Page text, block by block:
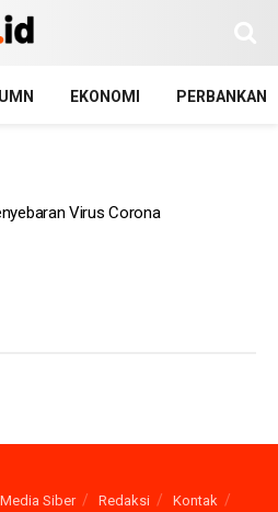
EKONOMI PERBANKAN
Virus Corona
Siber Redaksi
Kontak